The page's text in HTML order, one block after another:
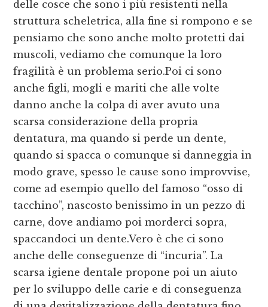
delle cosce che sono i più resistenti nella
struttura scheletrica, alla fine si rompono e se
pensiamo che sono anche molto protetti dai
muscoli, vediamo che comunque la loro
fragilità è un problema serio.Poi ci sono
anche figli, mogli e mariti che alle volte
danno anche la colpa di aver avuto una
scarsa considerazione della propria
dentatura, ma quando si perde un dente,
quando si spacca o comunque si danneggia in
modo grave, spesso le cause sono improvvise,
come ad esempio quello del famoso “osso di
tacchino”, nascosto benissimo in un pezzo di
carne, dove andiamo poi morderci sopra,
spaccandoci un dente.Vero è che ci sono
anche delle conseguenze di “incuria”. La
scarsa igiene dentale propone poi un aiuto
per lo sviluppo delle carie e di conseguenza